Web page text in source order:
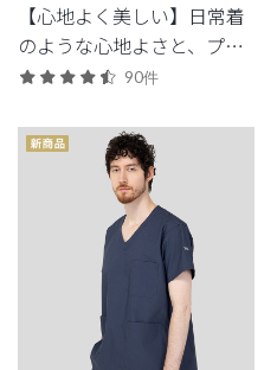
【心地よく美しい】日常着
のような心地よさと、プロ
フェッショナルにふさわし
リーズ。
90件